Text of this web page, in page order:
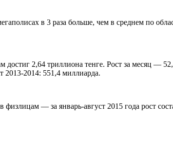
в 3 раза больше, чем в среднем по
2,64 триллиона тенге. Рост за месяц —
2013-2014: 551,4 миллиарда.
— за январь-август 2015 года рост